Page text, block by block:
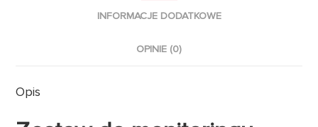
INFORMACJE DODATKOWE
OPINIE (0)
Opis